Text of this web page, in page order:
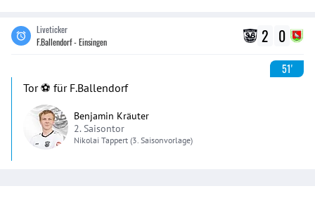
Liveticker
F.Ballendorf - Einsingen
2 0
51'
Tor ⚽️ für F.Ballendorf
Benjamin Kräuter
2. Saisontor
Nikolai Tappert (3. Saisonvorlage)